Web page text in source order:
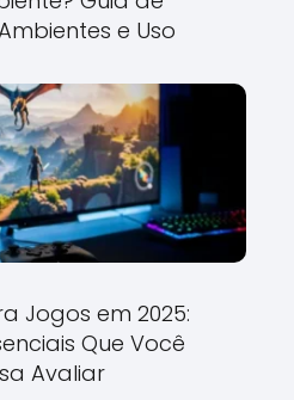
e Uso
Jogos em 2025:
Que Você
Avaliar